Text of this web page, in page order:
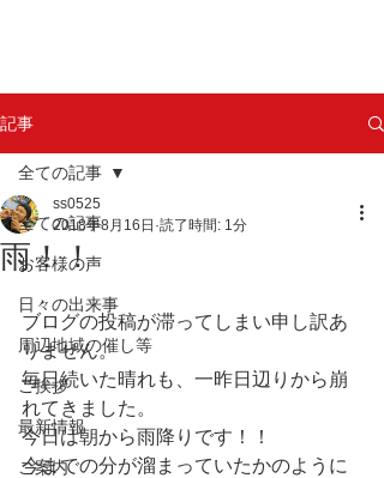
記事
全ての記事
お客様の声
日々の出来事
周辺地域の催し等
ご挨拶
最新情報
ご案内
全ての記事
雨！！
ss0525
2018年8月16日 読了時間: 1分
ブログの投稿が滞ってしまい申し訳あ
りません。
毎日続いた晴れも、一昨日辺りから崩
れてきました。
今日は朝から雨降りです！！
今までの分が溜まっていたかのように